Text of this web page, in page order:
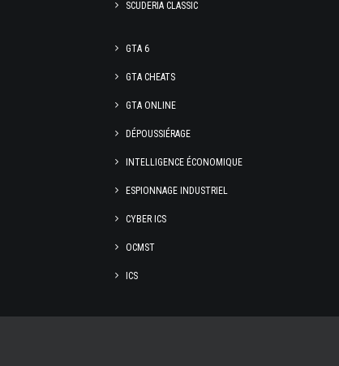
SCUDERIA CLASSIC
GTA 6
GTA CHEATS
GTA ONLINE
DÉPOUSSIÉRAGE
INTELLIGENCE ÉCONOMIQUE
ESPIONNAGE INDUSTRIEL
CYBER ICS
OCMST
ICS